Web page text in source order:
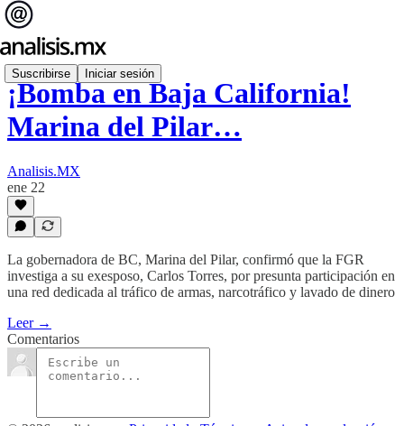
Suscribirse Iniciar sesión
¡Bomba en Baja California!
Marina del Pilar…
Analisis.MX
ene 22
La gobernadora de BC, Marina del Pilar, confirmó que la FGR
investiga a su exesposo, Carlos Torres, por presunta participación en
una red dedicada al tráfico de armas, narcotráfico y lavado de dinero
Leer →
Comentarios